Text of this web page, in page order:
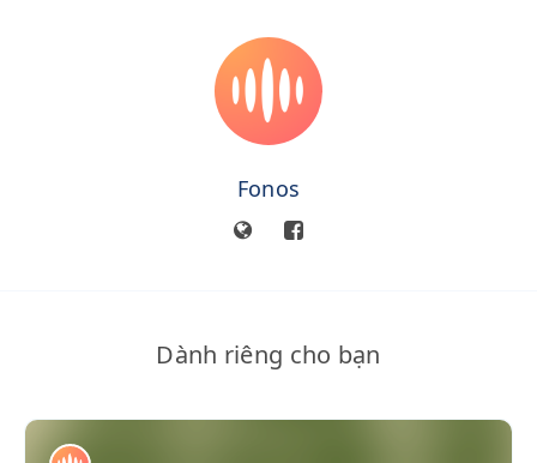
Fonos
Dành riêng cho bạn